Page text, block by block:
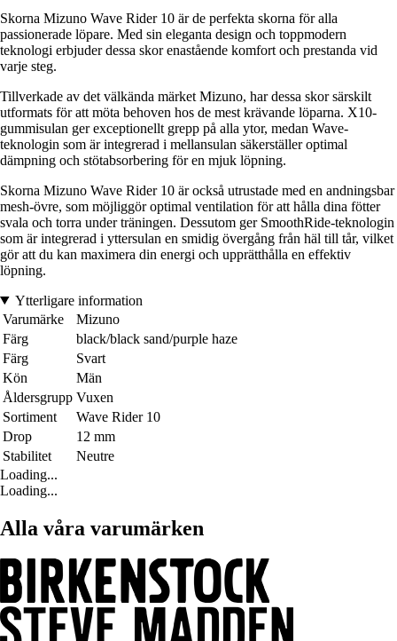
Skorna Mizuno Wave Rider 10 är de perfekta skorna för alla
passionerade löpare. Med sin eleganta design och toppmodern
teknologi erbjuder dessa skor enastående komfort och prestanda vid
varje steg.
Tillverkade av det välkända märket Mizuno, har dessa skor särskilt
utformats för att möta behoven hos de mest krävande löparna. X10-
gummisulan ger exceptionellt grepp på alla ytor, medan Wave-
teknologin som är integrerad i mellansulan säkerställer optimal
dämpning och stötabsorbering för en mjuk löpning.
Skorna Mizuno Wave Rider 10 är också utrustade med en andningsbar
mesh-övre, som möjliggör optimal ventilation för att hålla dina fötter
svala och torra under träningen. Dessutom ger SmoothRide-teknologin
som är integrerad i yttersulan en smidig övergång från häl till tår, vilket
gör att du kan maximera din energi och upprätthålla en effektiv
löpning.
Ytterligare information
Varumärke
Mizuno
Färg
black/black sand/purple haze
Färg
Svart
Kön
Män
Åldersgrupp Vuxen
Sortiment
Wave Rider 10
Drop
12 mm
Stabilitet
Neutre
Loading...
Loading...
Alla våra varumärken